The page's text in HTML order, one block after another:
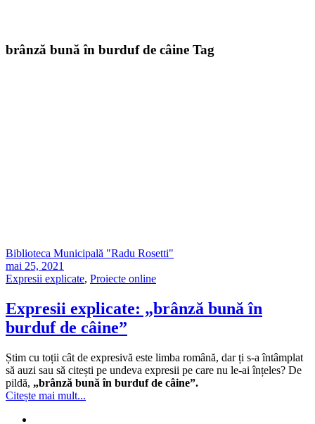
brânză bună în burduf de câine Tag
Biblioteca Municipală "Radu Rosetti"
mai 25, 2021
Expresii explicate, Proiecte online
Expresii explicate: „brânză bună în
burduf de câine”
Știm cu toții cât de expresivă este limba română, dar ți s-a întâmplat
să auzi sau să citești pe undeva expresii pe care nu le-ai înțeles? De
pildă, „brânză bună în burduf de câine”.
Citește mai mult...